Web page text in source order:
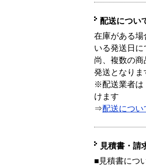
配送につい
在庫がある
いる発送日
尚、複数の
発送となりま
※配送業者は
けます
⇒配送につい
見積書・請
■見積書につ